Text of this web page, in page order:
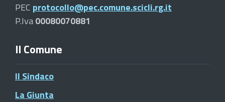
PEC protocollo@pec.comune.scicli.rg.it
P.Iva00080070881
Il Comune
Il Sindaco
La Giunta